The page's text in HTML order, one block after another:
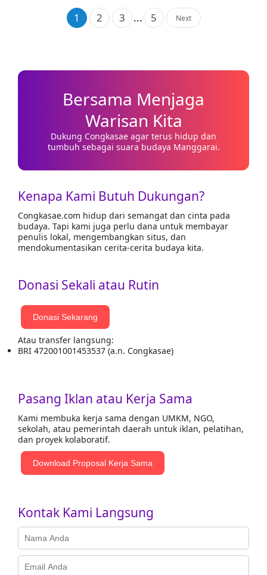
1 2 3 ... 5 Next
Bersama Menjaga
Warisan Kita
Dukung Congkasae agar terus hidup dan
tumbuh sebagai suara budaya Manggarai.
Kenapa Kami Butuh Dukungan?
Congkasae.com hidup dari semangat dan cinta pada
budaya. Tapi kami juga perlu dana untuk membayar
penulis lokal, mengembangkan situs, dan
mendokumentasikan cerita-cerita budaya kita.
Donasi Sekali atau Rutin
Donasi Sekarang
Atau transfer langsung:
BRI 472001001453537 (a.n. Congkasae)
Pasang Iklan atau Kerja Sama
Kami membuka kerja sama dengan UMKM, NGO,
sekolah, atau pemerintah daerah untuk iklan, pelatihan,
dan proyek kolaboratif.
Download Proposal Kerja Sama
Kontak Kami Langsung